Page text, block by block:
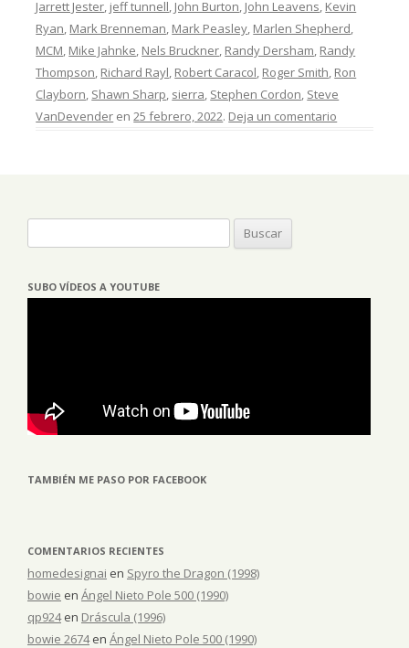
Jarrett Jester jeff tunnell John Burton John Leavens Kevin
Ryan Mark Brenneman Mark Peasley Marlen Shepherd
MCM Mike Jahnke Nels Bruckner Randy Dersham Randy
Thompson Richard Rayl Robert Caracol Roger Smith Ron
Clayborn Shawn Sharp sierra Stephen Cordon Steve
VanDevender en25 febrero, 2022. Deja un comentario
SUBO VÍDEOS A YOUTUBE
TAMBIÉN ME PASO POR FACEBOOK
COMENTARIOS RECIENTES
homedesignai en Spyro the Dragon (1998)
bowie en Ángel Nieto Pole 500 (1990)
qp924en Dráscula (1996)
bowie 2674en Ángel Nieto Pole 500 (1990)